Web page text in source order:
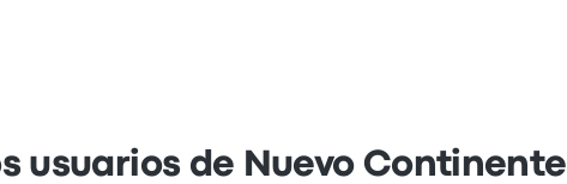
usuarios de Nuevo Continente